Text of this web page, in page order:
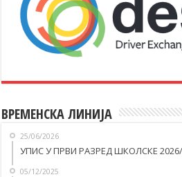
ВРЕМЕНСКА ЛИНИЈА
25/06/2026
УПИС У ПРВИ РАЗРЕД ШКОЛСКЕ
05/12/2025